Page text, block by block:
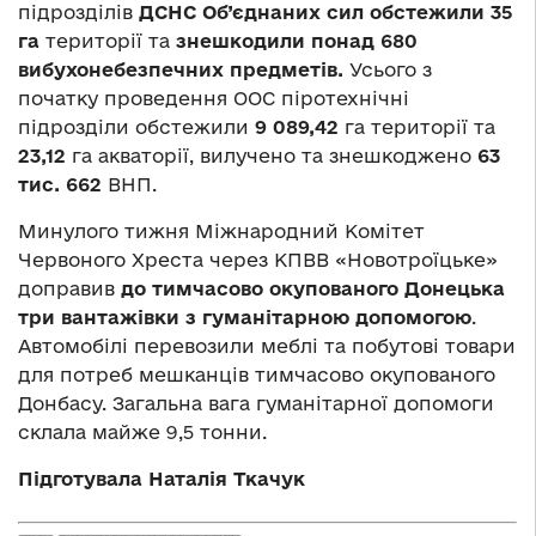
підрозділів ДСНС Об’єднаних сил обстежили 35
га території та знешкодили понад 680
вибухонебезпечних предметів. Усього з
початку проведення ООС піротехнічні
підрозділи обстежили 9 089,42 га території та
23,12 га акваторії, вилучено та знешкоджено 63
тис. 662 ВНП.
Минулого тижня Міжнародний Комітет
Червоного Хреста через КПВВ «Новотроїцьке»
доправив до тимчасово окупованого Донецька
три вантажівки з гуманітарною допомогою.
Автомобілі перевозили меблі та побутові товари
для потреб мешканців тимчасово окупованого
Донбасу. Загальна вага гуманітарної допомоги
склала майже 9,5 тонни.
Підготувала Наталія Ткачук